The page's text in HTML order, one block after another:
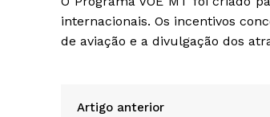
internacionais. Os incentivos
de aviação e a divulgação dos
Artigo anterior